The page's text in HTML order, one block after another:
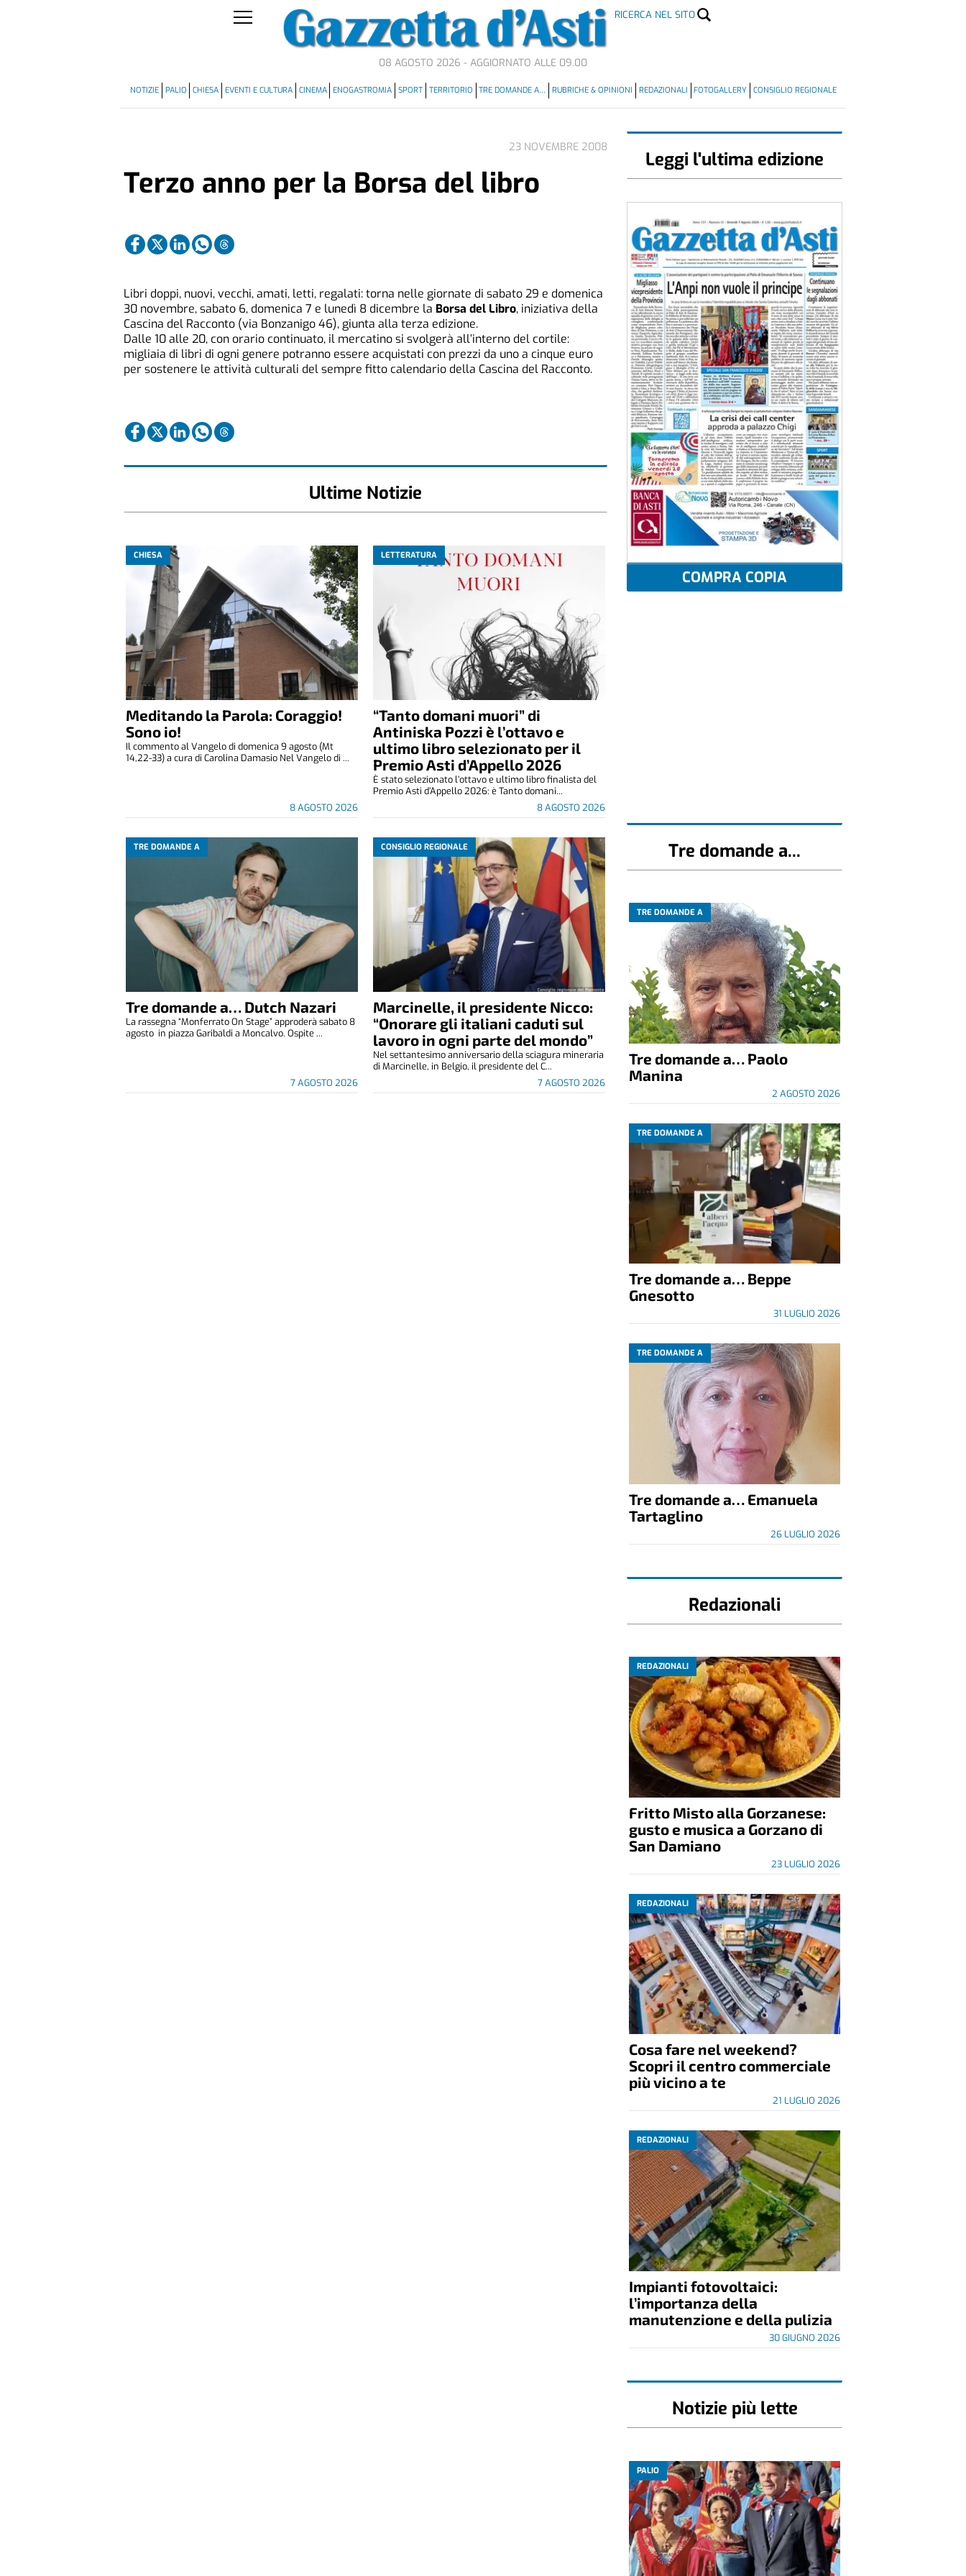
RICERCA NEL SITO
08 AGOSTO 2026 - AGGIORNATO ALLE 09.00
NOTIZIE PALIO CHIESA EVENTI E CULTURA CINEMA ENOGASTROMIA SPORT TERRITORIO TRE DOMANDE A… RUBRICHE & OPINIONI REDAZIONALI FOTOGALLERY CONSIGLIO REGIONALE
23 NOVEMBRE 2008
Terzo anno per la Borsa del libro
Libri doppi, nuovi, vecchi, amati, letti, regalati: torna nelle giornate di sabato 29 e domenica
30 novembre, sabato 6, domenica 7 e lunedì 8 dicembre la Borsa del Libro, iniziativa della
Cascina del Racconto (via Bonzanigo 46), giunta alla terza edizione.
Dalle 10 alle 20, con orario continuato, il mercatino si svolgerà all’interno del cortile:
migliaia di libri di ogni genere potranno essere acquistati con prezzi da uno a cinque euro
per sostenere le attività culturali del sempre fitto calendario della Cascina del Racconto.
Ultime Notizie
CHIESA
Meditando la Parola: Coraggio!
Sono io!
8 AGOSTO 2026
Il commento al Vangelo di domenica 9 agosto (Mt
14,22-33) a cura di Carolina Damasio Nel Vangelo di ...
LETTERATURA
“Tanto domani muori” di
Antiniska Pozzi è l’ottavo e
ultimo libro selezionato per il
Premio Asti d’Appello 2026
8 AGOSTO 2026
È stato selezionato l’ottavo e ultimo libro finalista del
Premio Asti d’Appello 2026: è Tanto domani...
TRE DOMANDE A
Tre domande a… Dutch Nazari
7 AGOSTO 2026
La rassegna “Monferrato On Stage” approderà sabato 8
agosto in piazza Garibaldi a Moncalvo. Ospite ...
CONSIGLIO REGIONALE
Marcinelle, il presidente Nicco:
“Onorare gli italiani caduti sul
lavoro in ogni parte del mondo”
7 AGOSTO 2026
Nel settantesimo anniversario della sciagura mineraria
di Marcinelle, in Belgio, il presidente del C...
Leggi l'ultima edizione
COMPRA COPIA
Tre domande a...
TRE DOMANDE A
Tre domande a… Paolo
Manina
2 AGOSTO 2026
TRE DOMANDE A
Tre domande a… Beppe
Gnesotto
31 LUGLIO 2026
TRE DOMANDE A
Tre domande a… Emanuela
Tartaglino
26 LUGLIO 2026
Redazionali
REDAZIONALI
Fritto Misto alla Gorzanese:
gusto e musica a Gorzano di
San Damiano
23 LUGLIO 2026
REDAZIONALI
Cosa fare nel weekend?
Scopri il centro commerciale
più vicino a te
21 LUGLIO 2026
REDAZIONALI
Impianti fotovoltaici:
l’importanza della
manutenzione e della pulizia
30 GIUGNO 2026
Notizie più lette
PALIO